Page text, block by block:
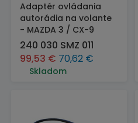
Adaptér ovládania
autorádia na volante
- MAZDA 3 / CX-9
240 030 SMZ 011
99,53 € 70,62 €
Skladom